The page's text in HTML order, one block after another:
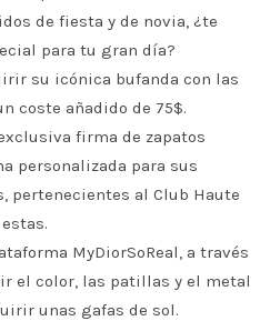
de fiesta y de novia, ¿te
para tu gran día?
su icónica bufanda con las
coste añadido de 75$.
firma de zapatos
personalizada para sus
pertenecientes al Club Haute
MyDiorSoReal, a través
el color, las patillas y el metal
unas gafas de sol.